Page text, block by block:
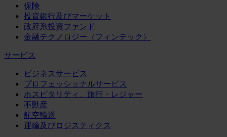
保険
投資銀行及びマーケット
政府系投資ファンド
金融テクノロジー（フィンテック）
サービス
ビジネスサービス
プロフェッショナルサービス
ホスピタリティ、旅行・レジャー
不動産
航空輸送
運輸及びロジスティクス